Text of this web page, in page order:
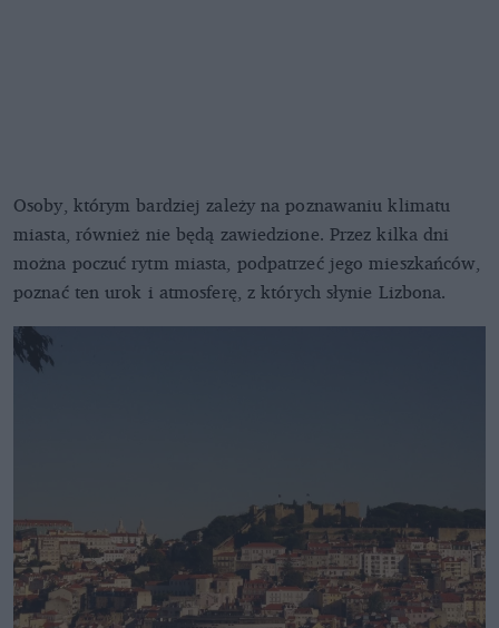
Osoby, którym bardziej zależy na poznawaniu klimatu
miasta, również nie będą zawiedzione. Przez kilka dni
można poczuć rytm miasta, podpatrzeć jego mieszkańców,
poznać ten urok i atmosferę, z których słynie Lizbona.